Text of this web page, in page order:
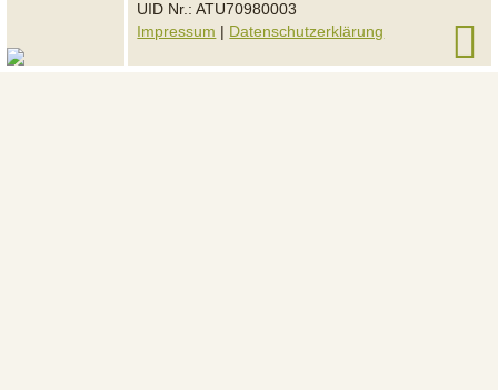
UID Nr.: ATU70980003
Impressum
Datenschutzerklärung